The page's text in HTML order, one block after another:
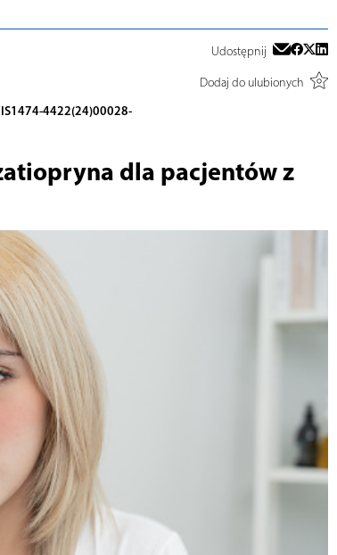
Udostępnij
Dodaj do ulubionych
4422(24)00028-
dla pacjentów z